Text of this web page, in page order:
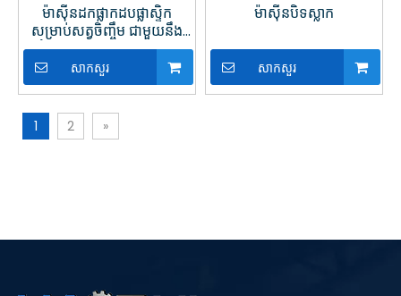
ម៉ាស៊ីនដកផ្លាកដបផ្លាស្ទិក
សម្រាប់សត្វចិញ្ចឹម ជាមួយនឹង
កាំបិតដាច់ដោយឡែកសម្រាប់
ការកែច្នៃឡើងវិញ
សាកសួរ
ម៉ាស៊ីនបិទស្លាក
សាកសួរ
1 2 »